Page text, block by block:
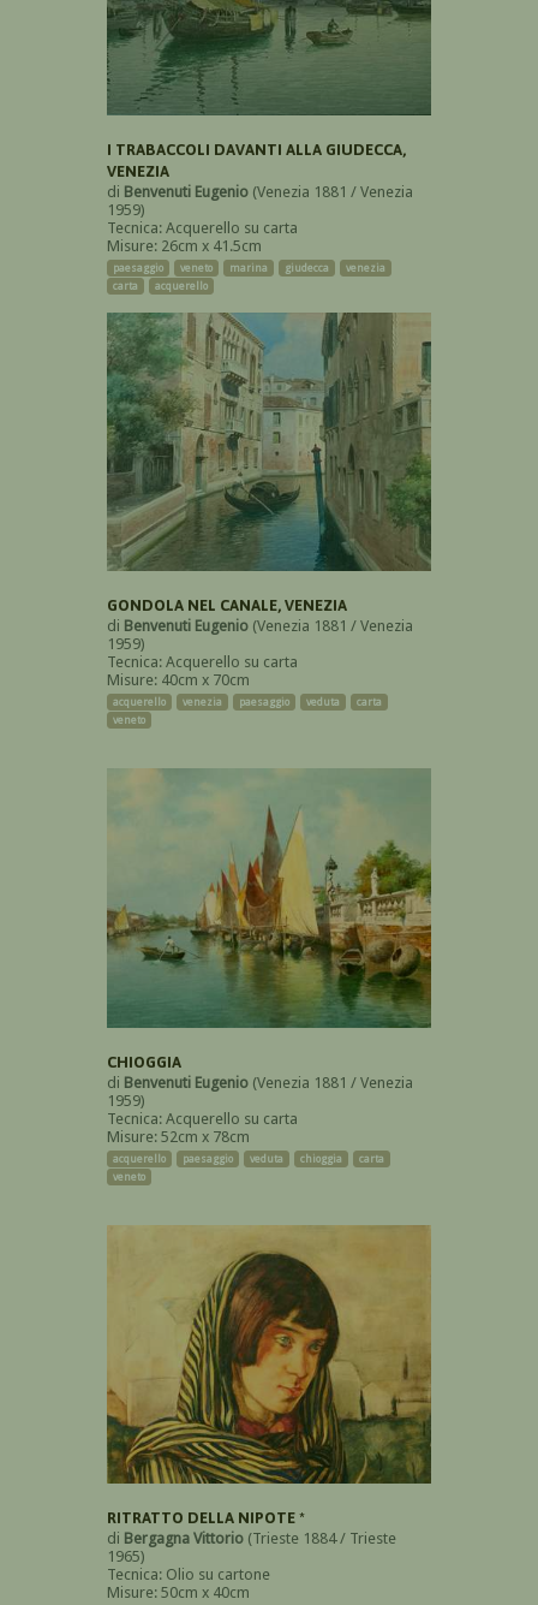
I TRABACCOLI DAVANTI ALLA GIUDECCA,
VENEZIA
di Benvenuti Eugenio (Venezia 1881 / Venezia
1959)
Tecnica: Acquerello su carta
Misure: 26cm x 41.5cm
paesaggio veneto marina giudecca
venezia
carta
acquerello
GONDOLA NEL CANALE, VENEZIA
di Benvenuti Eugenio (Venezia 1881 / Venezia
1959)
Tecnica: Acquerello su carta
Misure: 40cm x 70cm
acquerello venezia paesaggio veduta
carta
veneto
CHIOGGIA
di Benvenuti Eugenio (Venezia 1881 / Venezia
1959)
Tecnica: Acquerello su carta
Misure: 52cm x 78cm
acquerello paesaggio veduta chioggia
carta
veneto
RITRATTO DELLA NIPOTE *
di Bergagna Vittorio (Trieste 1884 / Trieste
1965)
Tecnica: Olio su cartone
Misure: 50cm x 40cm